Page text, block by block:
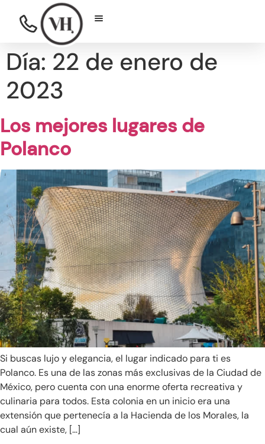
Día: 22 de enero de
2023
Los mejores lugares de
Polanco
Si buscas lujo y elegancia, el lugar indicado para ti es
Polanco. Es una de las zonas más exclusivas de la Ciudad de
México, pero cuenta con una enorme oferta recreativa y
culinaria para todos. Esta colonia en un inicio era una
extensión que pertenecía a la Hacienda de los Morales, la
cual aún existe, […]